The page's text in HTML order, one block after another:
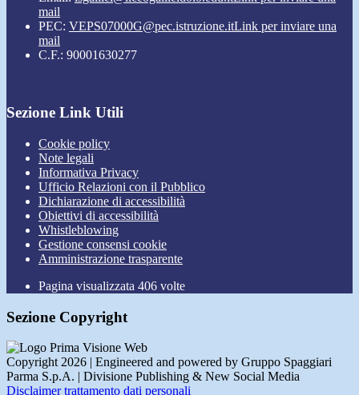
mail
PEC: VEPS07000G@pec.istruzione.itLink per inviare una
mail
C.F.: 90001630277
Sezione Link Utili
Cookie policy
Note legali
Informativa Privacy
Ufficio Relazioni con il Pubblico
Dichiarazione di accessibilità
Obiettivi di accessibilità
Whistleblowing
Gestione consensi cookie
Amministrazione trasparente
Pagina visualizzata 406 volte
Sezione Copyright
Copyright 2026 | Engineered and powered by Gruppo Spaggiari
Parma S.p.A. | Divisione Publishing & New Social Media
Disclaimer trattamento dati personali